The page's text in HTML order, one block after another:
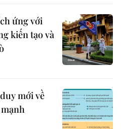
ứng với
kiến tạo và
mới về